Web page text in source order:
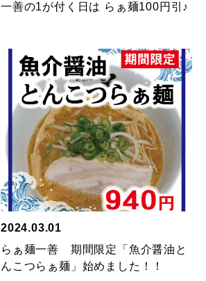
一善の1が付く日は らぁ麺100円引♪
2024.03.01
らぁ麺一善 期間限定「魚介醤油と
んこつらぁ麺」始めました！！